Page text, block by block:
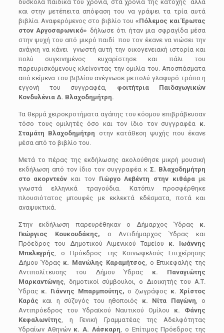
δύσκολα παιδικά του χρόνια, στα χρόνια της κατοχής αλλά
και στην μετέπειτα απόφαση του να γράψει τα τρία αυτά
βιβλία. Αναφερόμενος στο βιβλίο του «Πόλεμος και Έρωτας
στον Αργοσαρωνικό» δήλωσε ότι ήταν μια σφραγίδα μέσα
στην ψυχή του από μικρό παιδί που τον έκανε να νιώσει την
ανάγκη να κάνει γνωστή αυτή την οικογενειακή ιστορία και
πολύ συγκινημένος ευχαρίστησε και πάλι του
παρευρισκόμενους κλείνοντας την ομιλία του. Αποσπάσματα
από κείμενα του βιβλίου ανέγνωσε με πολύ γλαφυρό τρόπο η
εγγονή του συγγραφέα, φοιτήτρια Παιδαγωγικών
Κονδυλένια Δ. Βλαχοδημήτρη.
Τα θερμά χειροκροτήματα αγάπης του κόσμου επιβράβευσαν
τόσο τους ομιλητές όσο και τον ίδιο τον συγγραφέα κ.
Σταμάτη Βλαχοδημήτρη στην κατάθεση ψυχής που έκανε
μέσα από το βιβλίο του.
Μετά το πέρας της εκδήλωσης ακολούθησε μικρή μουσική
εκδήλωση από τον ίδιο τον συγγραφέα κΣ. Βλαχοδημήτρη
στο ακορντεόν και τον Γιώργο Λεβέντη στην κιθάραμε
γνωστά ελληνικά τραγούδια. Κατόπιν προσφέρθηκε
πλουσιότατος μπουφές με εκλεκτά εδέσματα, ποτά και
αναψυκτικά.
Στην εκδήλωση παρευρέθηκαν ο Δήμαρχος Ύδρας κ.
Γεώργιος Κουκουδάκης, ο Αντιδήμαρχος Ύδρας και
Πρόεδρος του Δημοτικού Λιμενικού Ταμείου κ. Ιωάννης
Μπελεγρής, ο Πρόεδρος της Κοινωφελούς Επιχείρησης
Δήμου Ύδρας κ. Μανώλης Καραμήτσος, ο Επικεφαλής της
Αντιπολίτευσης του Δήμου Ύδρας κ. Παναγιώτης
Μαρκαντώνης, δημοτικοί σύμβουλοι, ο Διοικητής του Α.Τ.
Ύδρας κ. Γιάννης Μπαρμπούτης, ο ζωγράφος κ. Χρίστος
Καράς και η σύζυγός του ηθοποιός κ. Νίτα Παγώνη, ο
Αντιπρόεδρος του Υδραϊκού Ναυτικού Ομίλου κ. Φάνης
Κεφαλωνίτης, η Γενική Γραμματέας της Αδελφότητας
Υδραίων Αθηνών κ. Α. Λάσκαρη, ο Επίτιμος Πρόεδρος της